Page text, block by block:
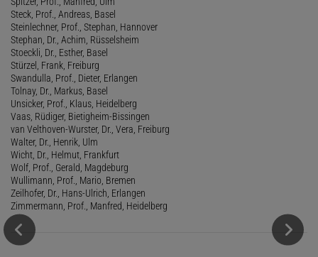
Steck, Prof., Andreas, Basel
Steinlechner, Prof., Stephan, Hannover
Stephan, Dr., Achim, Rüsselsheim
Stoeckli, Dr., Esther, Basel
Stürzel, Frank, Freiburg
Swandulla, Prof., Dieter, Erlangen
Tolnay, Dr., Markus, Basel
Unsicker, Prof., Klaus, Heidelberg
Vaas, Rüdiger, Bietigheim-Bissingen
van Velthoven-Wurster, Dr., Vera, Freiburg
Walter, Dr., Henrik, Ulm
Wicht, Dr., Helmut, Frankfurt
Wolf, Prof., Gerald, Magdeburg
Wullimann, Prof., Mario, Bremen
Zeilhofer, Dr., Hans-Ulrich, Erlangen
Zimmermann, Prof., Manfred, Heidelberg